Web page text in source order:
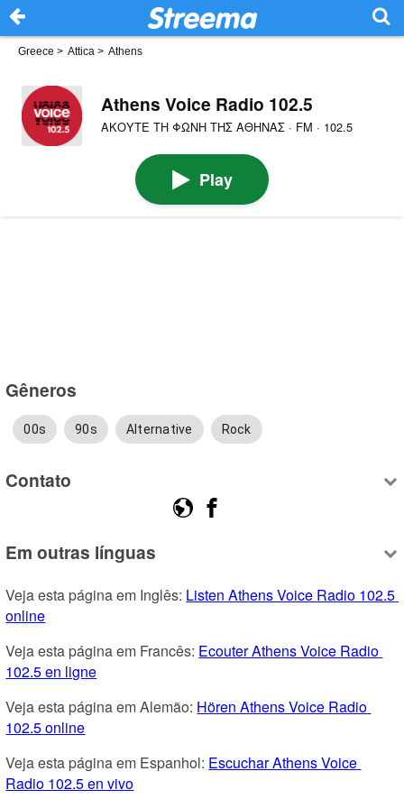
Greece > Attica > Athens
Athens Voice Radio 102.5
ΑΚΟΥΤΕ ΤΗ ΦΩΝΗ ΤΗΣ ΑΘΗΝΑΣ · FM · 102.5
Play
Gêneros
00s 90s Alternative Rock
Contato
Em outras línguas
Veja esta página em Inglês: Listen Athens Voice Radio 102.5
online
Veja esta página em Francês: Ecouter Athens Voice Radio
102.5 en ligne
Veja esta página em Alemão: Hören Athens Voice Radio
102.5 online
Veja esta página em Espanhol: Escuchar Athens Voice
Radio 102.5 en vivo